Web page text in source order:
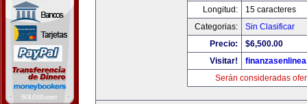
Longitud:
15 caracteres
Categorias:
Sin Clasificar
Precio:
$6,500.00
Visitar!
Serán consideradas